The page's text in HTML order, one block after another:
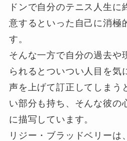
ドンで自分のテニス人生に
意するといった自己に消極
す。
そんな一方で自分の過去や
られるとついつい人目を気
声を上げて訂正してしまう
い部分も持ち、そんな彼の
に描写しています。
リジー・ブラッドベリーは